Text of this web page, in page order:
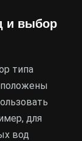
и выбор
типа
для
вод